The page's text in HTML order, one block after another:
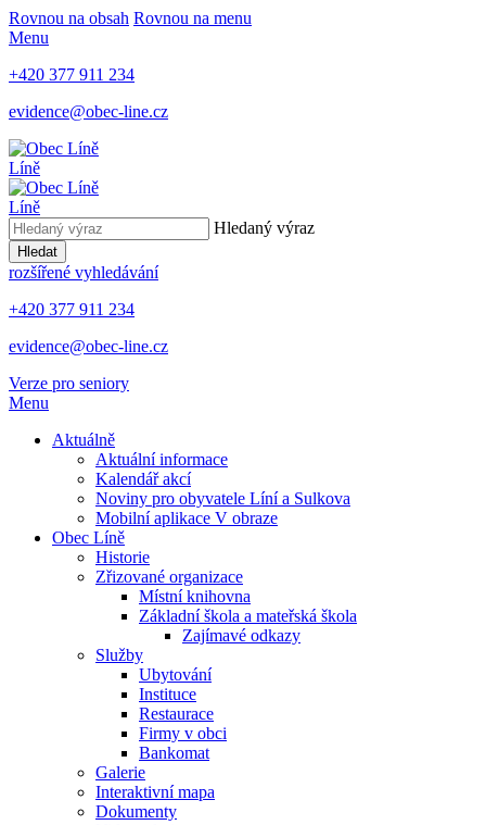
Rovnou na obsah Rovnou na menu
Menu
+420 377 911 234
evidence@obec-line.cz
Líně
Líně
Hledaný výraz
Hledat
rozšířené vyhledávání
+420 377 911 234
evidence@obec-line.cz
Verze pro seniory
Menu
Aktuálně
Aktuální informace
Kalendář akcí
Noviny pro obyvatele Líní a Sulkova
Mobilní aplikace V obraze
Obec Líně
Historie
Zřizované organizace
Místní knihovna
Základní škola a mateřská škola
Zajímavé odkazy
Služby
Ubytování
Instituce
Restaurace
Firmy v obci
Bankomat
Galerie
Interaktivní mapa
Dokumenty